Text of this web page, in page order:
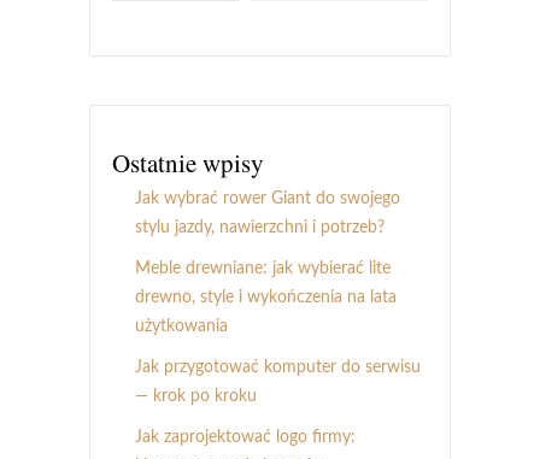
Ostatnie wpisy
Jak wybrać rower Giant do swojego
stylu jazdy, nawierzchni i potrzeb?
Meble drewniane: jak wybierać lite
drewno, style i wykończenia na lata
użytkowania
Jak przygotować komputer do serwisu
— krok po kroku
Jak zaprojektować logo firmy: